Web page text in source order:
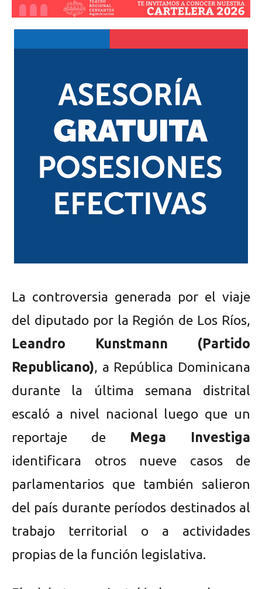
La controversia generada por el viaje
del diputado por la Región de Los Ríos,
Leandro Kunstmann (Partido
Republicano), a República Dominicana
durante la última semana distrital
escaló a nivel nacional luego que un
reportaje de Mega Investiga
identificara otros nueve casos de
parlamentarios que también salieron
del país durante períodos destinados al
trabajo territorial o a actividades
propias de la función legislativa.